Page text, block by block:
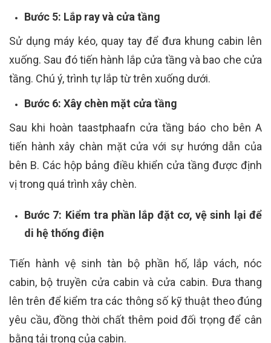
Bước 5: Lắp ray và cửa tầng
Sử dụng máy kéo, quay tay để đưa khung cabin lên
xuống. Sau đó tiến hành lắp cửa tầng và bao che cửa
tầng. Chú ý, trình tự lắp từ trên xuống dưới.
Bước 6: Xây chèn mặt cửa tầng
Sau khi hoàn taastphaafn cửa tầng báo cho bên A
tiến hành xây chàn mặt cửa với sự hướng dẫn của
bên B. Các hộp bảng điều khiển cửa tầng được định
vị trong quá trình xây chèn.
Bước 7: Kiểm tra phần lắp đặt cơ, vệ sinh lại để
di hệ thống điện
Tiến hành vệ sinh tàn bộ phần hố, lắp vách, nóc
cabin, bộ truyền cửa cabin và cửa cabin. Đưa thang
lên trên để kiểm tra các thông số kỹ thuật theo đúng
yêu cầu, đồng thời chất thêm poid đối trọng để cân
bằng tải trọng của cabin.